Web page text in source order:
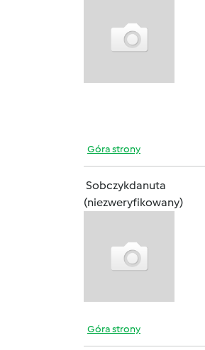
Góra strony
Sobczykdanuta
(niezweryfikowany)
Góra strony